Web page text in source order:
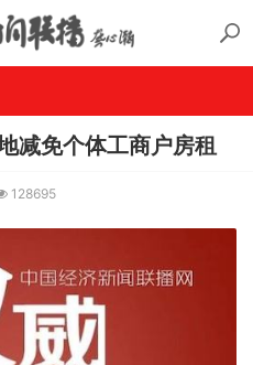
减免个体工商户房租
128695